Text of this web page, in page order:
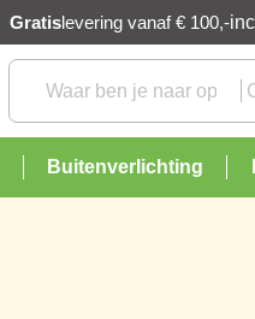
Gratislevering vanaf € 100,-
Buitenverlichting